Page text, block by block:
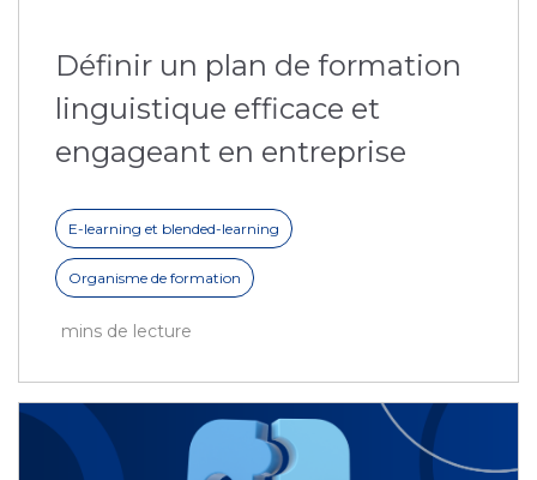
Définir un plan de formation
linguistique efficace et
engageant en entreprise
E-learning et blended-learning
Organisme de formation
mins de lecture